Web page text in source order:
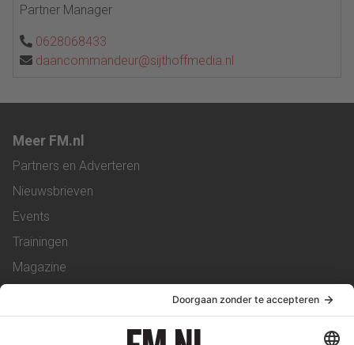
Partner Manager
0628068433
daancommandeur@sijthoffmedia.nl
Meer FM.nl
Partners en Adverteren
Nieuwsbrieven
Events
Trainingen
Magazine
Service & Contact